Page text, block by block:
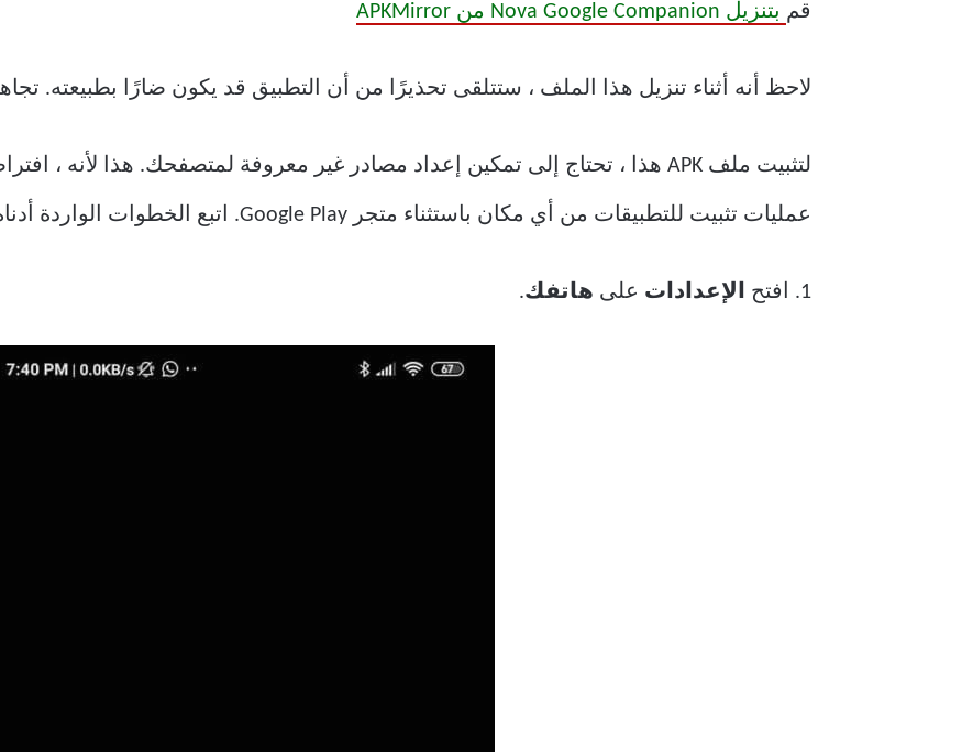
قم بتنزيل Nova Google Companion من APKMirror
لاحظ أنه أثناء تنزيل هذا الملف ، ستتلقى تحذيرًا من أن التطبيق قد يكون ضارًا بطبيعته.
عمليات تثبيت للتطبيقات من أي مكان باستثناء متجر Google Play. اتبع الخطوات الواردة أدناه لتمكين مصادر غير معروفة:
1. افتح الإعدادات على هاتفك.